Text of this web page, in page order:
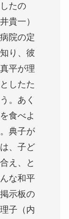
たの
貴一）
院の定
り、彼
平が理
したた
。あく
食べよ
典子が
、子ど
え、と
な和平
示板の
子（内